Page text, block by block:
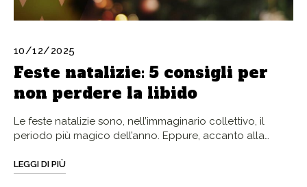
10/12/2025
Feste natalizie: 5 consigli per
non perdere la libido
Le feste natalizie sono, nell’immaginario collettivo, il
periodo più magico dell’anno. Eppure, accanto alla…
LEGGI DI PIÙ